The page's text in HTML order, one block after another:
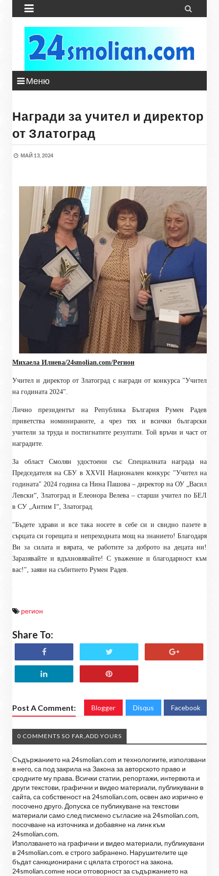
 
Меню
Награди за учител и директор
от Златоград
МАЙ 13, 2024
Михаела Илиева/24smolian.com/Регион
Учител и директор от Златоград с награди от конкурса "Учител
на годината 2024"
Лично президентът на Република България Румен Радев
приветства номинираните, а чрез тях и всички български
учители за труда и постигнатите резултати. Той връчи и част от
наградите.
За област Смолян удостоени със Специалната награда на
Председателя на СБУ в XXVII Национален конкурс "Учител на
годината" 2024 година са Нина Пашова – директор на ОУ „Васил
Левски“, Златоград и Елеонора Велева – старши учител по БЕЛ
в СУ „Антим I“, Златоград.
"Бъдете здрави и все така носете в себе си и свидно пазете в
сърцата си горещата и непреходната мощ на знанието! Благодаря
Ви за силата и вярата, че работите за доброто на децата ни!
Заразявайте и вдъхновявайте! С уважение и благодарност към
вас!" заяви на събитието Румен Радев.
регион
Share To:
Post A Comment: Blogger Disqus Facebook
0 COMMENTS SO FAR,ADD YOURS
Съдържанието на 24smolian.com и технологиите, използвани
в него, са под закрила на Закона за авторското право и
сродните му права. Всички статии, репортажи, интервюта и
други текстови, графични и видео материали, публикувани в
сайта, са собственост на 24smolian.com, освен ако изрично е
посочено друго. Допуска се публикуване на текстови
материали само след писмено съгласие на 24smolian.com,
посочване на източника и добавяне на линк към
24smolian.com.
Използването на графични и видео материали, публикувани
в 24smolian.com. е строго забранено. Нарушителите ще
бъдат санкционирани с цялата строгост на закона.
24smolian.comне носи отговорност за съдържанието на